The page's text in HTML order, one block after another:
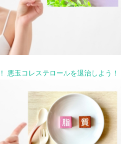
悪玉コレステロールを退治しよう！